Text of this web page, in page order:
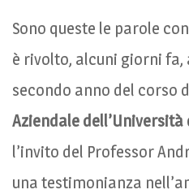
Sono queste le parole
è rivolto, alcuni giorni fa,
secondo anno del corso
Aziendale dell’Università
l’invito del Professor
una testimonianza